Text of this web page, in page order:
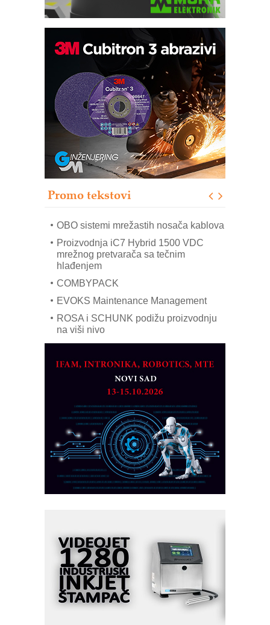
Promo tekstovi
Potpuna efikasnost bez složenih
sistema
Trajna oznaka kao dugoročna korist
Bezbednost na prvom mestu!
IB BLUMENAUER - više od 40 godina
poverenja u industriji
RMQ-TITAN ADVANCED INDICATOR
– Pametna signalizacija za efikasnije
upravljanje mašinama
Mitutoyo Crysta-Apex V PLUS: Nova
OBO sistemi mrežastih nosača kablova
Proizvodnja iC7 Hybrid 1500 VDC
mrežnog pretvarača sa tečnim
hlađenjem
COMBYPACK
EVOKS Maintenance Management
ROSA i SCHUNK podižu proizvodnju
na viši nivo
MAREX - Lim i mašine za savremena
Marcom-plast d.o.o.- vaš pouzdan
partner
CTO - Prilagodite svoju toplinsku
obradu!
Razvoj asortimanskog pravca MINI-
PLC AKYTEC
AUKOM: Svetski standard metrologije
dostupan u Srbiji
I.SAFE MOBILE revolucioniše
industrijsku automatizaciju
pionirskimmobile operator PANEL-OM
Fleksibilno stezanje i brzo
podešavanje u proizvodnji prototipova
KIP KOP – napredna rešenja za